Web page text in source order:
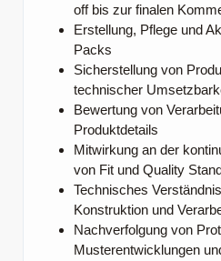
off bis zur finalen
Erstellung, Pflege und
Packs
Sicherstellung von
technischer
Bewertung von
Produktdetails
Mitwirkung an der
von Fit und Quality
Technisches
Konstruktion und
Nachverfolgung von
Musterentwicklungen